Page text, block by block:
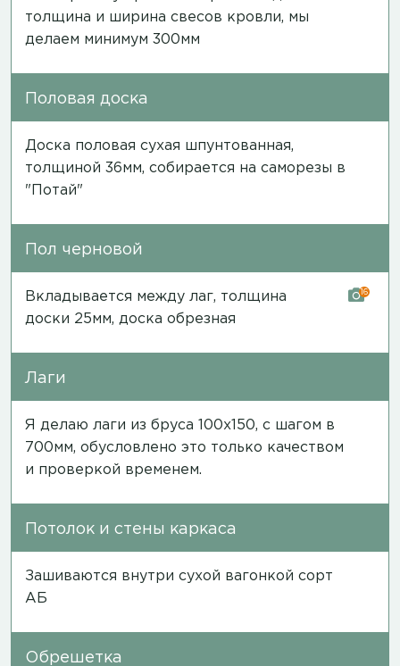
толщина и ширина свесов кровли, мы
делаем минимум 300мм
Половая доска
Доска половая сухая шпунтованная,
толщиной 36мм, собирается на саморезы в
"Потай"
Пол черновой
Вкладывается между лаг, толщина
доски 25мм, доска обрезная
16
Лаги
Я делаю лаги из бруса 100х150, с шагом в
700мм, обусловлено это только качеством
и проверкой временем.
Потолок и стены каркаса
Зашиваются внутри сухой вагонкой сорт
АБ
Обрешетка